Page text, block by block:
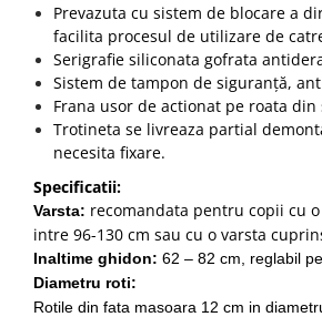
Prevazuta cu sistem de blocare a
facilita procesul de utilizare de
Serigrafie siliconata gofrata
Sistem de tampon de siguranță,
Frana usor de actionat pe roata din
Trotineta se livreaza partial
necesita fixare.
Specificatii:
Varsta: recomandata pentru copii cu
intre 96-130 cm sau cu o varsta
Inaltime ghidon: 62 – 82 cm, reglabil
Diametru roti:
Rotile din fata masoara 12 cm in